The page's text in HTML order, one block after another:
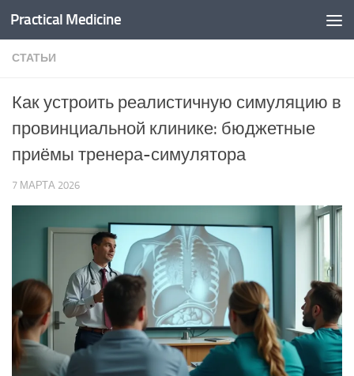
Перейти к содержимому
Practical Medicine
СТАТЬИ
Как устроить реалистичную симуляцию в
провинциальной клинике: бюджетные
приёмы тренера-симулятора
7 МАРТА 2026